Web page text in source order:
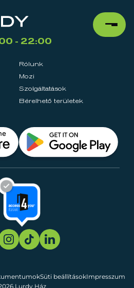
- 22:00
Rólunk
Mozi
Szolgáltatások
Bérelhető területek
Lurdy Ház
Süti beállításokImpresszum